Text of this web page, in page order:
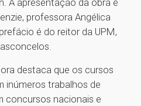
A apresentação da obra é
professora Angélica
é do reitor da UPM,
destaca que os cursos
inúmeros trabalhos de
concursos nacionais e